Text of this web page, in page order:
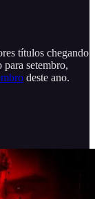
títulos chegando
setembro,
deste ano.